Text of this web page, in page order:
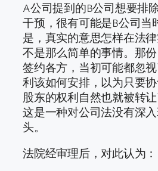
A公司提到的B公司想要排
干预，很有可能是B公司当
是，真实的意思怎样在法
不是那么简单的事情。那
签约各方，当初可能都忽
利该如何安排，以为只要
股东的权利自然也就被转
这是一种对公司法没有深
头。
法院经审理后，对此认为：